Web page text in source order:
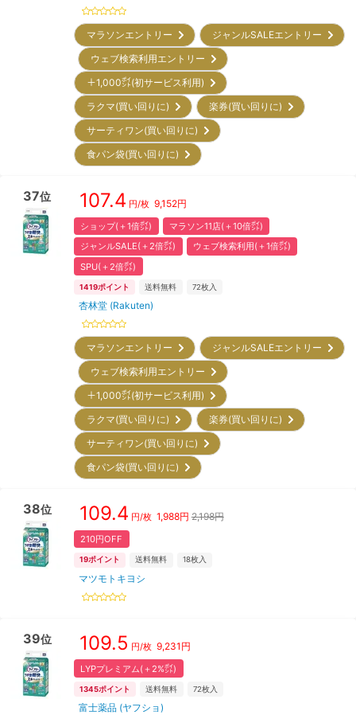
マラソンエントリー
ジャンルSALEエントリー
ウェブ検索利用エントリー
＋1,000㌽(初サービス利用)
ラクマ(買い回りに)
楽券(買い回りに)
サーティワン(買い回りに)
食パン袋(買い回りに)
37位 107.4 円/枚 9,152円
ショップ(＋1倍㌽)
マラソン11店(＋10倍㌽)
ジャンルSALE(＋2倍㌽)
ウェブ検索利用(＋1倍㌽)
SPU(＋2倍㌽)
1419ポイント 送料無料 72枚入
杏林堂 (Rakuten)
マラソンエントリー
ジャンルSALEエントリー
ウェブ検索利用エントリー
＋1,000㌽(初サービス利用)
ラクマ(買い回りに)
楽券(買い回りに)
サーティワン(買い回りに)
食パン袋(買い回りに)
38位 109.4 円/枚 1,988円 2,198円
210円OFF
19ポイント 送料無料 18枚入
マツモトキヨシ
39位 109.5 円/枚 9,231 円
LYPプレミアム(＋2%㌽)
1345ポイント 送料無料 72枚入
富士薬品 (ヤフショ)